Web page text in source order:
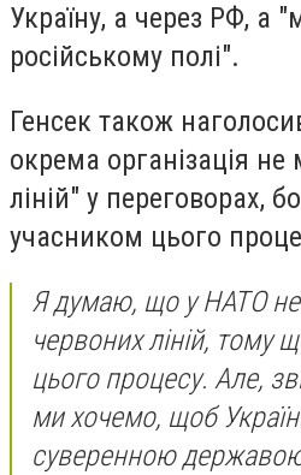
Україну, а через РФ, а
російському полі".
Генсек також
окрема організація
ліній" у переговорах,
учасником цього
Я думаю, що у НАТО
червоних ліній, тому
цього процесу. Але,
ми хочемо, щоб
суверенною